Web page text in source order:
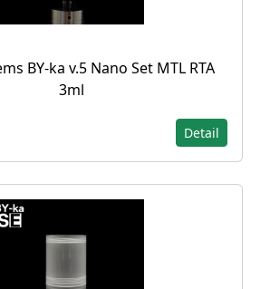
BY-ka v.5 Nano Set MTL RTA
3ml
Detail